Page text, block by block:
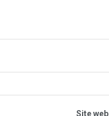
Site web